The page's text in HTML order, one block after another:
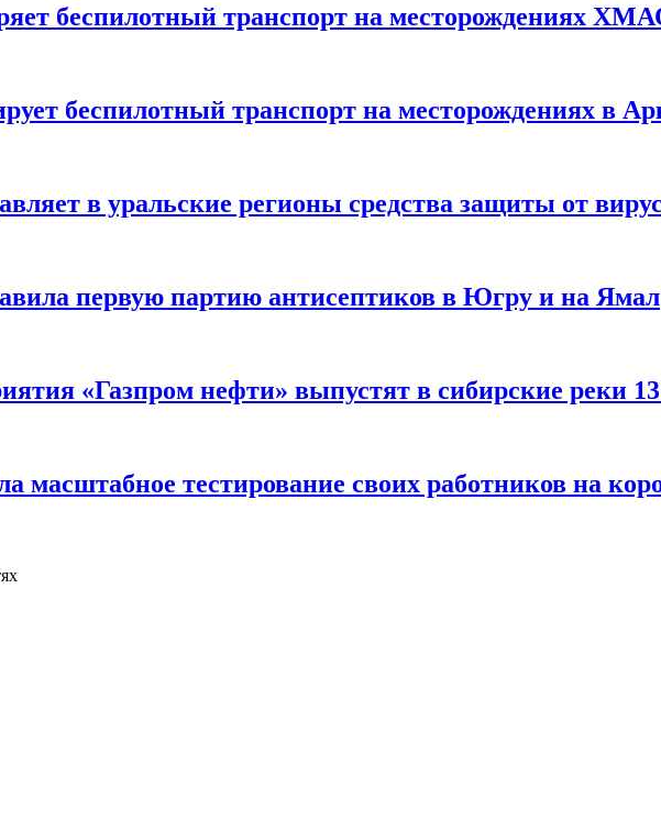
беспилотный транспорт на месторождениях
беспилотный транспорт на месторождениях в
в уральские регионы средства защиты от
первую партию антисептиков в Югру и на Ямал
«Газпром нефти» выпустят в сибирские реки
масштабное тестирование своих работников на